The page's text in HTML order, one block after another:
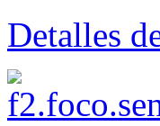
Detalles